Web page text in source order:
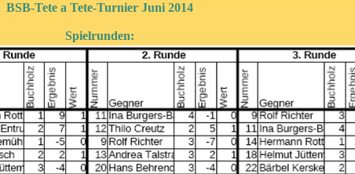
BSB-Tete a Tete-Turnier Juni 2014
Spielrunden: